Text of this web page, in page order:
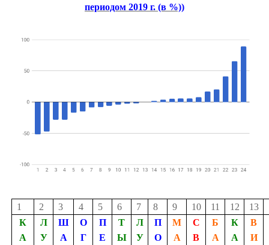
периодом 2019 г. (в %))
1 2 3 4 5 6 7 8 9 10 11 12 13
К
А
Л
У
Ш
А
О
Г
П
Е
Т
Ы
Л
У
П
О
М
А
С
В
Б
А
К
А
В
И